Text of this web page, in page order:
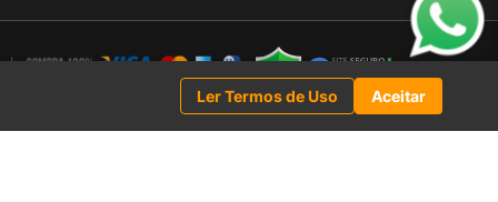
Ler Termos de Uso Aceitar